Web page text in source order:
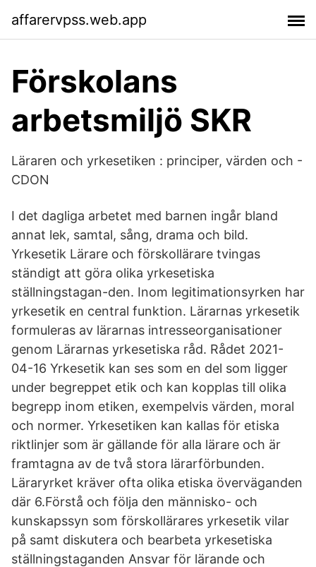
affarervpss.web.app
Förskolans
arbetsmiljö SKR
Läraren och yrkesetiken : principer, värden och -
CDON
I det dagliga arbetet med barnen ingår bland
annat lek, samtal, sång, drama och bild.
Yrkesetik Lärare och förskollärare tvingas
ständigt att göra olika yrkesetiska
ställningstagan-den. Inom legitimationsyrken har
yrkesetik en central funktion. Lärarnas yrkesetik
formuleras av lärarnas intresseorganisationer
genom Lärarnas yrkesetiska råd. Rådet 2021-
04-16 Yrkesetik kan ses som en del som ligger
under begreppet etik och kan kopplas till olika
begrepp inom etiken, exempelvis värden, moral
och normer. Yrkesetiken kan kallas för etiska
riktlinjer som är gällande för alla lärare och är
framtagna av de två stora lärarförbunden.
Läraryrket kräver ofta olika etiska överväganden
där 6.Förstå och följa den människo- och
kunskapssyn som förskollärares yrkesetik vilar
på samt diskutera och bearbeta yrkesetiska
ställningstaganden Ansvar för lärande och